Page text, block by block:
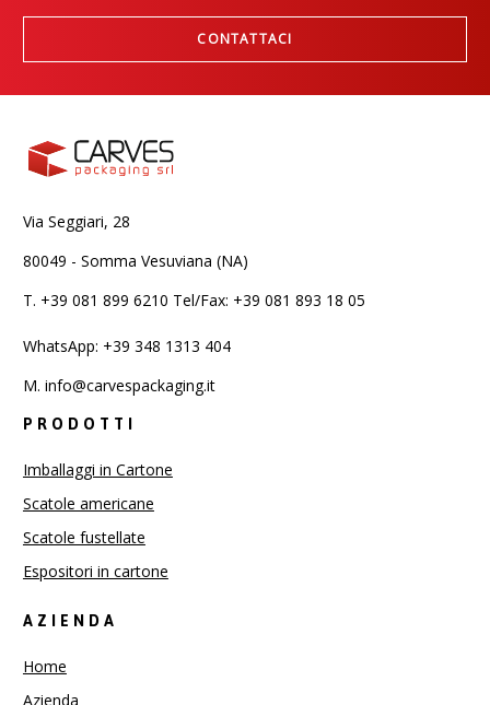
CONTATTACI
Via Seggiari, 28
80049 - Somma Vesuviana (NA)
T. +39 081 899 6210 Tel/Fax: +39 081 893 18 05
WhatsApp: +39 348 1313 404
M. info@carvespackaging.it
PRODOTTI
Imballaggi in Cartone
Scatole americane
Scatole fustellate
Espositori in cartone
AZIENDA
Home
Azienda